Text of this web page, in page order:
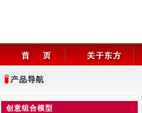
创意组合模型